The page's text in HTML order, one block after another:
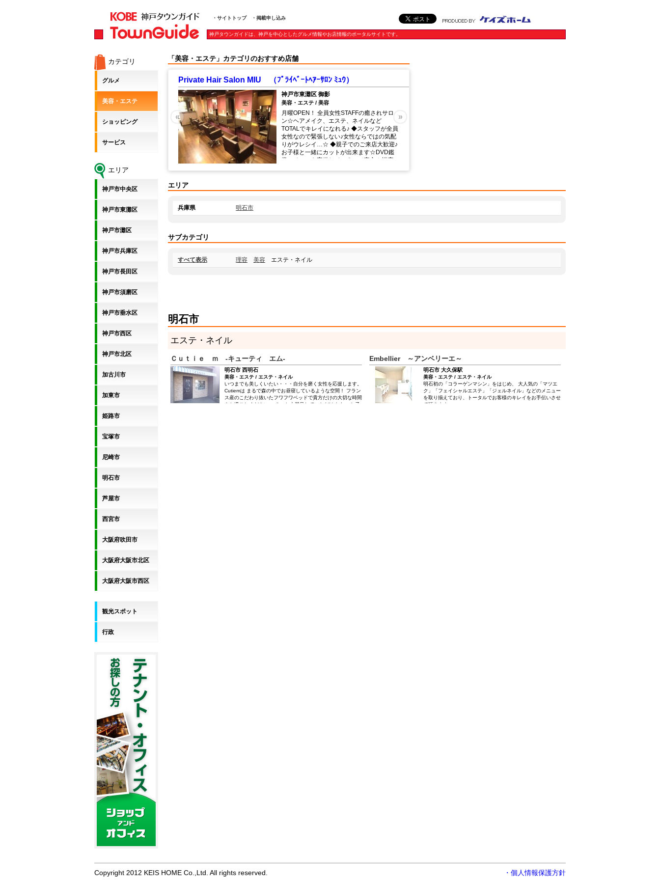
・サイトトップ ・掲載申し込み
神戸タウンガイドは、神戸を中心としたグルメ情報やお店情報のポータルサイトです。
カテゴリ
グルメ
美容・エステ
ショッピング
サービス
エリア
神戸市中央区
神戸市東灘区
神戸市灘区
神戸市兵庫区
神戸市長田区
神戸市須磨区
神戸市垂水区
神戸市西区
神戸市北区
加古川市
加東市
姫路市
宝塚市
尼崎市
明石市
芦屋市
西宮市
大阪府吹田市
大阪府大阪市北区
大阪府大阪市西区
観光スポット
行政
「美容・エステ」カテゴリのおすすめ店舗
Private Hair Salon MIU （ﾌﾟﾗｲﾍﾞｰﾄﾍｱｰｻﾛﾝ ﾐｭｳ）
神戸市東灘区 御影
美容・エステ / 美容
月曜OPEN！ 全員女性STAFFの癒されサロ
ン☆ヘアメイク、エステ、ネイルなど
TOTALでキレイになれる♪ ◆スタッフが全員
女性なので緊張しない♪女性ならではの気配
りがウレシイ…☆ ◆親子でのご来店大歓迎♪
お子様と一緒にカットが出来ます☆DVD鑑
賞スペースも完備しているので安心！幅広い
じます…☆ ◆“個室風”のシャンプーブースで
喫…☆ ◆ハーブカラーは、頭皮の弱い方で
を磨いて過ごしてみませんか？
« »
エリア
兵庫県 明石市
サブカテゴリ
すべて表示 理容 美容 エステ・ネイル
明石市
エステ・ネイル
Ｃｕｔｉｅ ｍ -キューティ エム-
明石市 西明石
美容・エステ / エステ・ネイル
いつまでも美しくいたい・・・自分を磨く女性を応援します。
Cutiemは まるで森の中でお昼寝しているような空間！ フラン
ス産のこだわり抜いたフワフワベッドで貴方だけの大切な時間
をお過ごしください。 きっと大満足していただけます。 お子
Embellier ～アンベリーエ～
明石市 大久保駅
美容・エステ / エステ・ネイル
明石初の「コラーゲンマシン」をはじめ、 大人気の「マツエ
ク」「フェイシャルエステ」「ジェルネイル」などのメニュー
を取り揃えており、トータルでお客様のキレイをお手伝いさせ
て頂きます。
Copyright 2012 KEIS HOME Co.,Ltd. All rights reserved. ・個人情報保護方針